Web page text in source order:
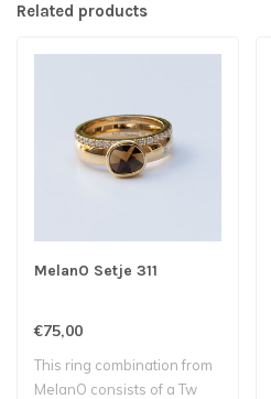
Related products
MelanO Setje 311
€75,00
This ring combination from
MelanO consists of a Tw